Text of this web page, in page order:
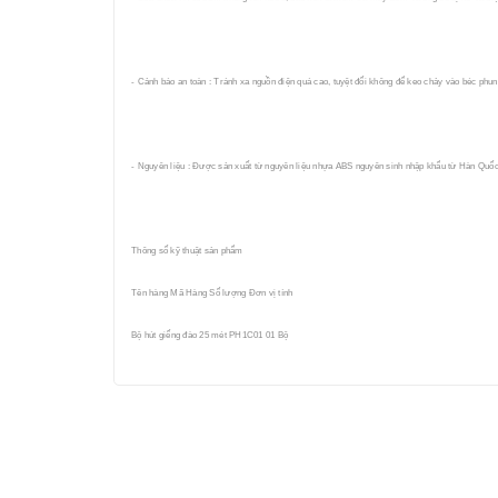
- Cảnh báo an toàn : Tránh xa nguồn điện quá cao, tuyệt đối không để keo chảy vào béc
- Nguyên liệu : Được sản xuất từ nguyên liệu nhựa ABS nguyên sinh nhập khẩu từ Hàn
Thông số kỹ thuật sản phẩm
Tên hàng Mã Hàng Số lượng Đơn vị tính
Bộ hút giếng đào 25 mét PH1C01 01 Bộ